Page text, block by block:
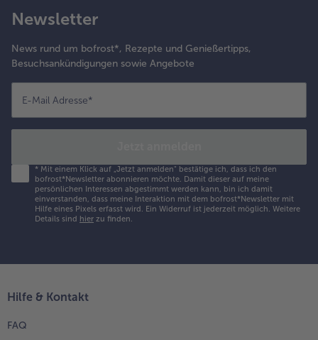
Newsletter
News rund um bofrost*, Rezepte und Genießertipps,
Besuchsankündigungen sowie Angebote
E-Mail Adresse*
* Mit einem Klick auf „Jetzt anmelden" bestätige ich, dass ich den
bofrost*Newsletter abonnieren möchte. Damit dieser auf meine
persönlichen Interessen abgestimmt werden kann, bin ich damit
einverstanden, dass meine Interaktion mit dem bofrost*Newsletter mit
Hilfe eines Pixels erfasst wird. Ein Widerruf ist jederzeit möglich. Weitere
Details sind hier zu finden.
Hilfe & Kontakt
FAQ